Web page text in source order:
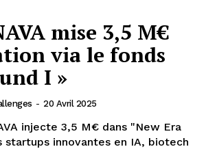
mise 3,5 M€
via le fonds
I »
- 20 Avril 2025
injecte 3,5 M€ dans "New Era
startups innovantes en IA, biotech